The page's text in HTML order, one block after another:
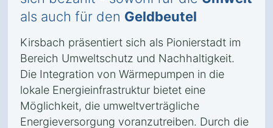
als auch für den Geldbeutel
Kirsbach präsentiert sich als Pionierstadt im
Bereich Umweltschutz und Nachhaltigkeit.
Die Integration von Wärmepumpen in die
lokale Energieinfrastruktur bietet eine
Möglichkeit, die umweltverträgliche
Energieversorgung voranzutreiben. Durch die